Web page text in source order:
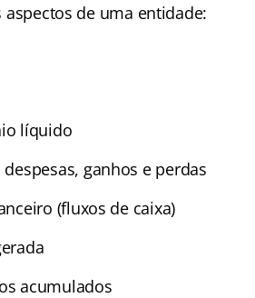
de uma entidade:
líquido
despesas, ganhos e perdas
(fluxos de caixa)
acumulados